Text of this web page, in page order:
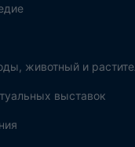
животный и
выставок